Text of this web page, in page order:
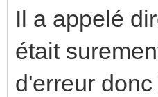
Il a appelé
était
d'erreur